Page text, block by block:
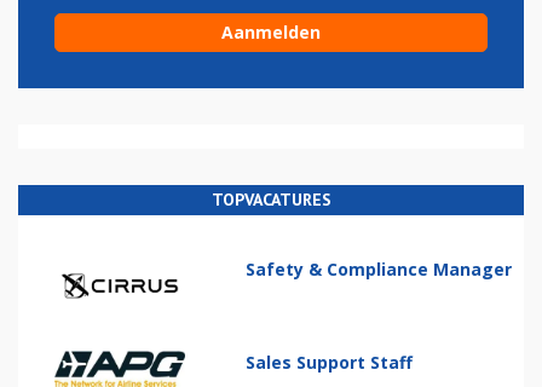
TOPVACATURES
Safety & Compliance Manager
Sales Support Staff